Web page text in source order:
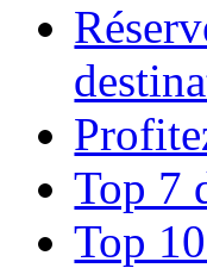
Top 7
Top